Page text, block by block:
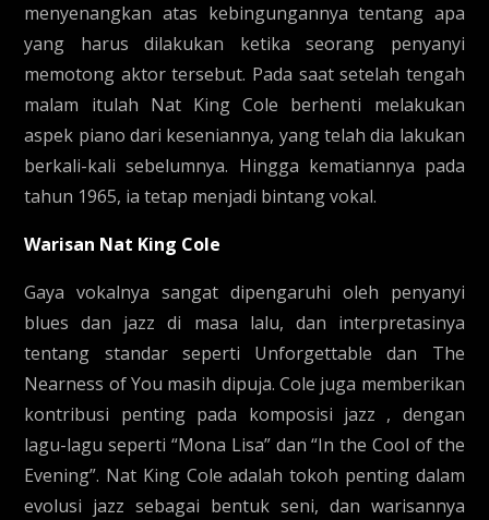
menyenangkan atas kebingungannya tentang apa
yang harus dilakukan ketika seorang penyanyi
memotong aktor tersebut. Pada saat setelah tengah
malam itulah Nat King Cole berhenti melakukan
aspek piano dari keseniannya, yang telah dia lakukan
berkali-kali sebelumnya. Hingga kematiannya pada
tahun 1965, ia tetap menjadi bintang vokal.
Warisan Nat King Cole
Gaya vokalnya sangat dipengaruhi oleh penyanyi
blues dan jazz di masa lalu, dan interpretasinya
tentang standar seperti Unforgettable dan The
Nearness of You masih dipuja. Cole juga memberikan
kontribusi penting pada komposisi jazz , dengan
lagu-lagu seperti “Mona Lisa” dan “In the Cool of the
Evening”. Nat King Cole adalah tokoh penting dalam
evolusi jazz sebagai bentuk seni, dan warisannya